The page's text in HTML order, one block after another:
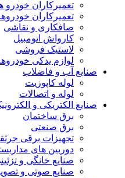
تعمیرکاران
تعمیرکاران
صافکاری و نقاشی
کارواش اتومبیل
لاستیک فروشی
لوازم یدکی
صنایع آب و فاضلاب
لوله کاپوزیت
لوله و اتصالات
صنایع الکتریکی و
برق ساختمان
برق صنعتی
تجهیزات برقی
دوربین های
صنایع خانگی و
صنایع صوتی و